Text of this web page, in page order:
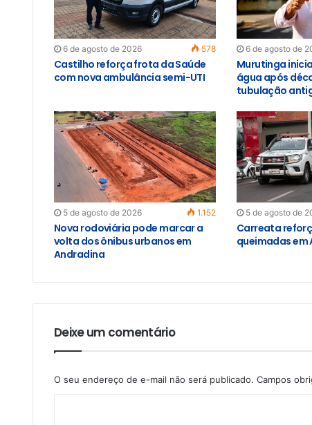
6 de agosto de 2026 578
Castilho reforça frota da Saúde
com nova ambulância semi-UTI
6 de agosto de
Murutinga
água após
tubulação
5 de agosto de 2026 1.152
Nova rodoviária pode marcar a
volta dos ônibus urbanos em
Andradina
5 de agosto de
Carreata
queimadas em
Deixe um comentário
O seu endereço de e-mail não será publicado. Campos